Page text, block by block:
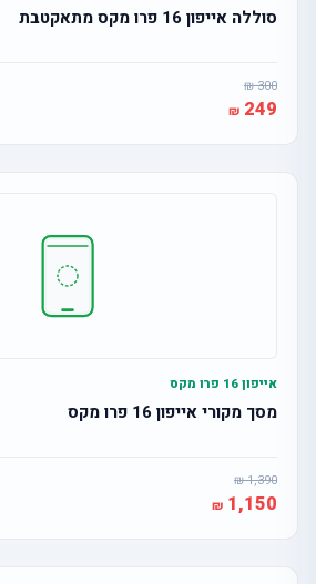
סוללה אייפון 16 פרו מקס מתאקטבת
300
249
אייפון 16 פרו מקס
מסך מקורי אייפון 16 פרו מקס
1,390
1,150